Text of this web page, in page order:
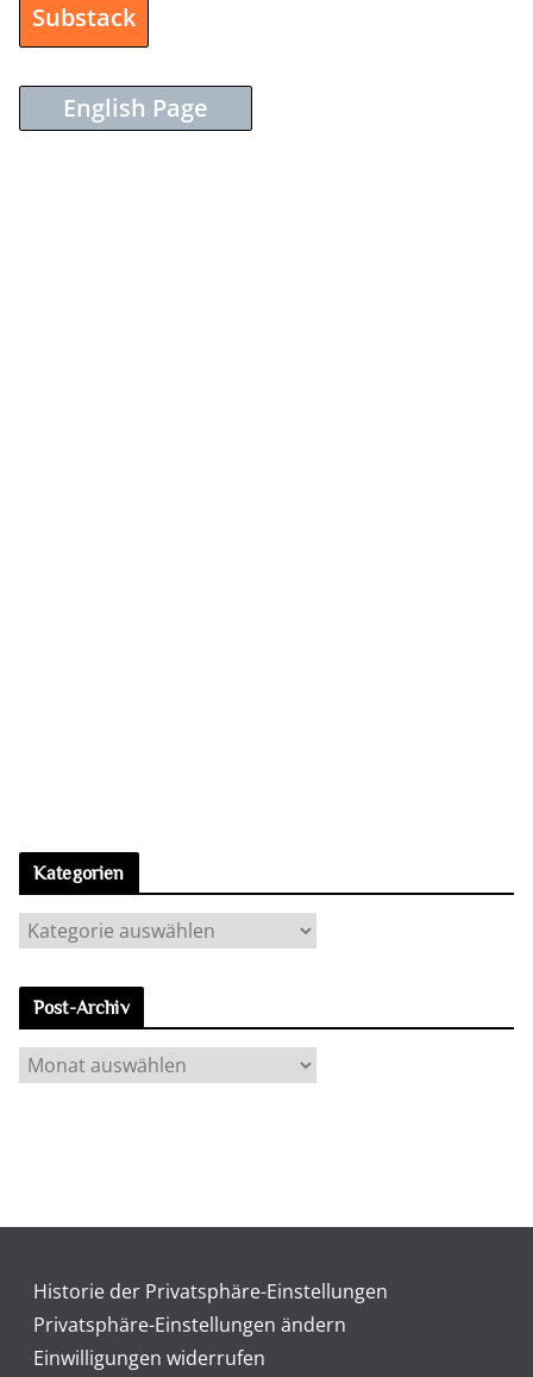
Substack
English Page
Kategorien
a
t
g
Post-Archiv
o
Historie der Privatsphäre-Einstellungen
Privatsphäre-Einstellungen ändern
Einwilligungen widerrufen